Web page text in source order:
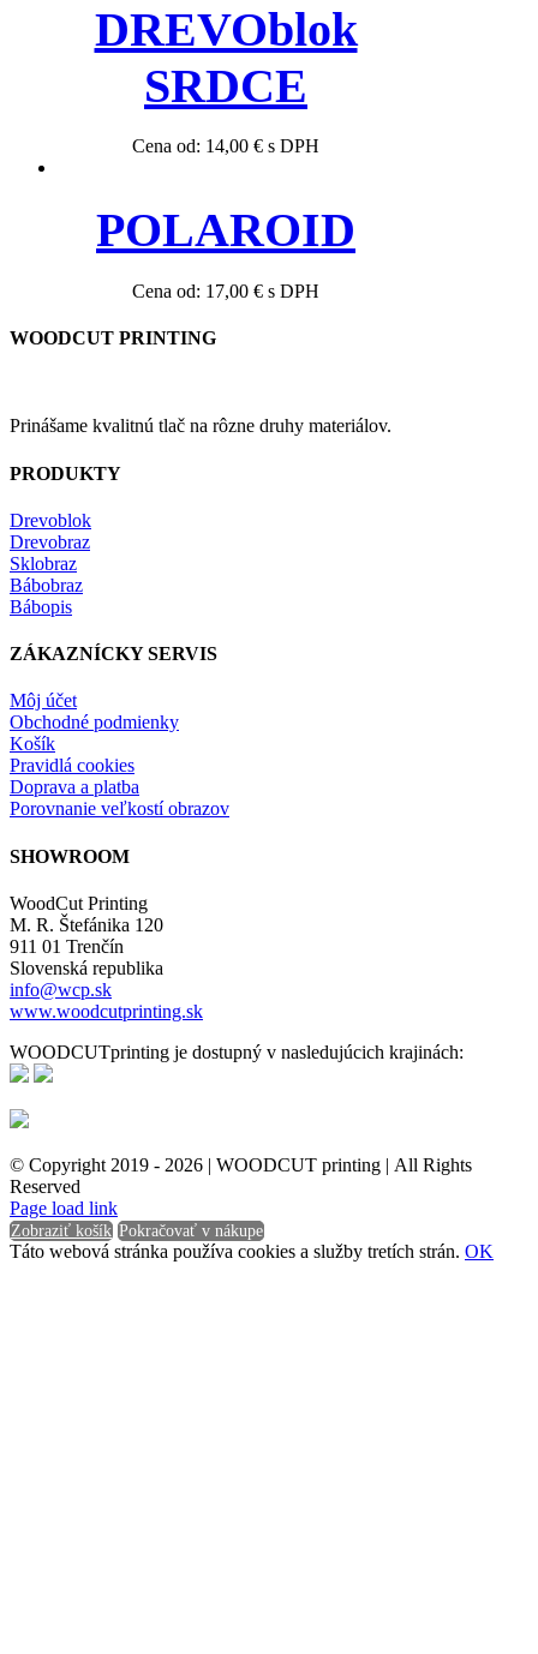
DREVOblok
SRDCE
Cena od: 14,00 € s DPH
POLAROID
Cena od: 17,00 € s DPH
WOODCUT PRINTING
Prinášame kvalitnú tlač na rôzne druhy materiálov.
PRODUKTY
Drevoblok
Drevobraz
Sklobraz
Bábobraz
Bábopis
ZÁKAZNÍCKY SERVIS
Môj účet
Obchodné podmienky
Košík
Pravidlá cookies
Doprava a platba
Porovnanie veľkostí obrazov
SHOWROOM
WoodCut Printing
M. R. Štefánika 120
911 01 Trenčín
Slovenská republika
info@wcp.sk
www.woodcutprinting.sk
WOODCUTprinting je dostupný v nasledujúcich krajinách:
© Copyright 2019 - 2026 | WOODCUT printing | All Rights
Reserved
Facebook
Instagram
Page load link
Zobraziť košík Pokračovať v nákupe
Táto webová stránka používa cookies a služby tretích strán. OK